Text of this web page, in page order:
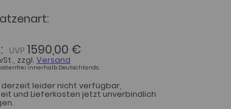
1590,00 €
zzgl. Versand
innerhalb Deutschlands.
derzeit leider nicht verfügbar,
und Lieferkosten jetzt unverbindlich